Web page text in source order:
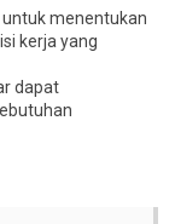
untuk menentukan
kerja yang
dapat